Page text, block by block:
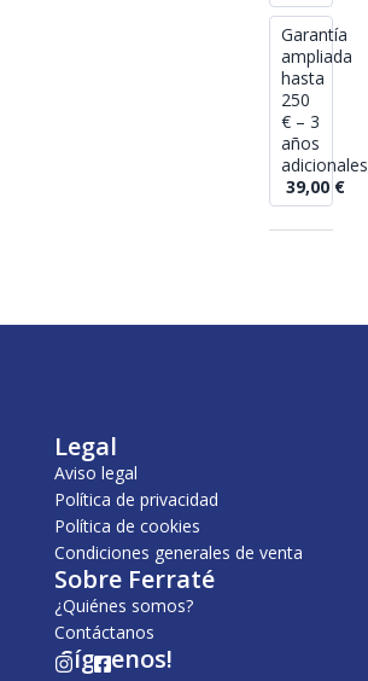
Garantía
ampliada
hasta
250
€ – 3
años
adicionales
39,00 €
Legal
Aviso legal
Política de privacidad
Política de cookies
Condiciones generales de venta
Sobre Ferraté
¿Quiénes somos?
Contáctanos
¡Síguenos!
I F